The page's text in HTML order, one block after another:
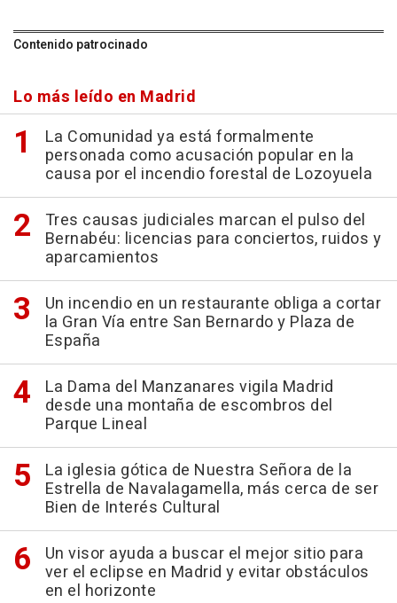
Contenido patrocinado
Lo más leído en Madrid
La Comunidad ya está formalmente
personada como acusación popular en la
causa por el incendio forestal de Lozoyuela
Tres causas judiciales marcan el pulso del
Bernabéu: licencias para conciertos, ruidos y
aparcamientos
Un incendio en un restaurante obliga a cortar
la Gran Vía entre San Bernardo y Plaza de
España
La Dama del Manzanares vigila Madrid
desde una montaña de escombros del
Parque Lineal
La iglesia gótica de Nuestra Señora de la
Estrella de Navalagamella, más cerca de ser
Bien de Interés Cultural
Un visor ayuda a buscar el mejor sitio para
ver el eclipse en Madrid y evitar obstáculos
en el horizonte